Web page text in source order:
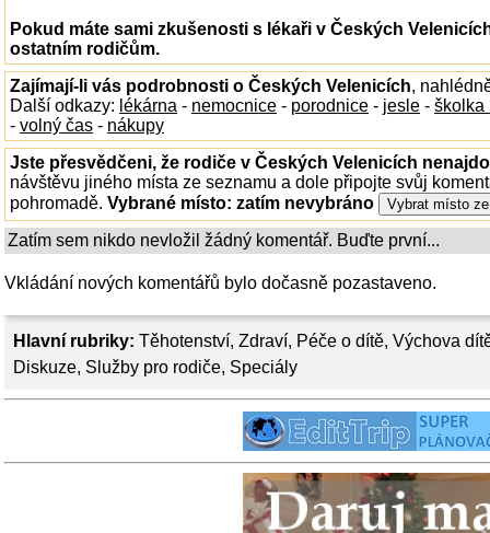
Hlavní rubriky: Těhotenství, Zdraví, Péče o dítě, Výchova
Diskuze, Služby pro rodiče, Speciály
Pokud máte sami zkušenosti s lékaři v Českých
ostatním rodičům.
Zajímají-li vás podrobnosti o Českých Velenicích,
Další odkazy: lékárna - nemocnice - porodnice - jesle - školka
- volný čas - nákupy
Jste přesvědčeni, že rodiče v Českých Velenicích
návštěvu jiného místa ze seznamu a dole připojte svůj
pohromadě. Vybrané místo: zatím nevybráno
Zatím sem nikdo nevložil žádný komentář. Buďte první...
Vkládání nových komentářů bylo dočasně pozastaveno.